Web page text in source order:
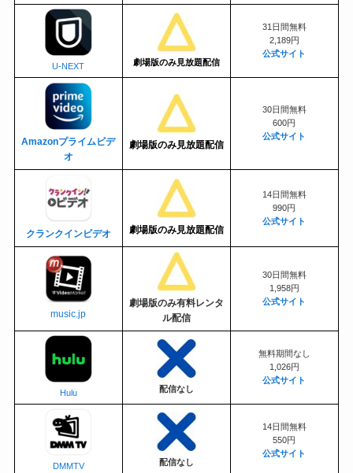
U-NEXT 劇場版のみ見放題配信
31日間無料
2,189円
公式サイト
Amazonプライムビデ
オ
劇場版のみ見放題配信
30日間無料
600円
公式サイト
クランクインビデオ 劇場版のみ見放題配信
14日間無料
990円
公式サイト
music.jp
劇場版のみ有料レンタ
ル配信
30日間無料
1,958円
公式サイト
Hulu 配信なし
無料期間なし
1,026円
公式サイト
DMMTV 配信なし
14日間無料
550円
公式サイト